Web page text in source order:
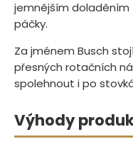
jemnějším doladěním
páčky.
Za jménem Busch
přesných rotačních
spolehnout i po
Výhody